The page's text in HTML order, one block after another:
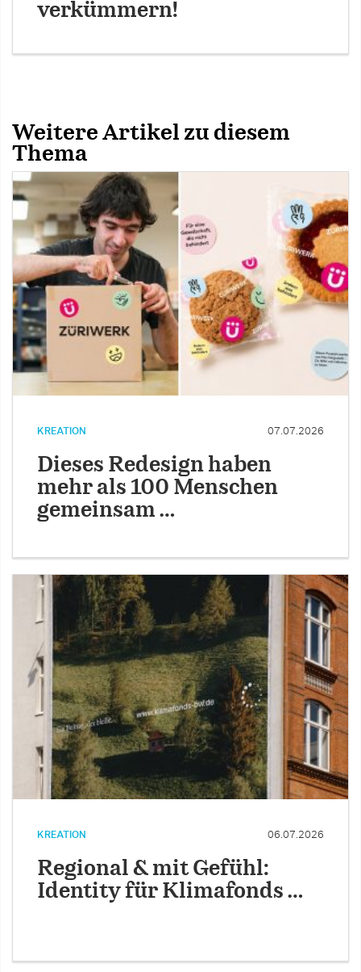
verkümmern!
Weitere Artikel zu diesem
Thema
KREATION 07.07.2026
Dieses Redesign haben
mehr als 100 Menschen
gemeinsam …
KREATION 06.07.2026
Regional & mit Gefühl:
Identity für Klimafonds …